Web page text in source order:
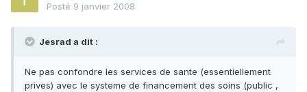
Posté 9 janvier 2008
Jesrad a dit :
Ne pas confondre les services de sante (essentiellement
prives) avec le systeme de financement des soins (public ,